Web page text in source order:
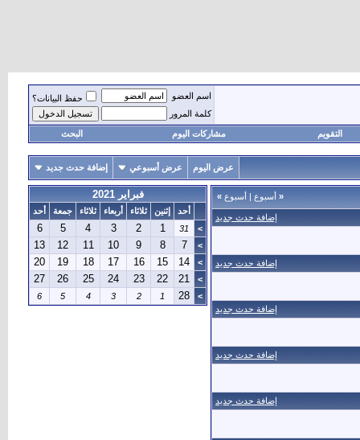
اسم العضو
حفظ البيانات؟
كلمة المرور
التقويم مشاركات اليوم البحث
عرض اليوم عرض أسبوعي إضافة حدث جديد
« أسبوع | أسبوع »
إضافة حدث جديد
إضافة حدث جديد
إضافة حدث جديد
إضافة حدث جديد
إضافة حدث جديد
فبراير 2021
أحد إثنين ثلاثاء أربعاء ثلاثاء جمعة
أحد
>
31
1
2
3
4
5
6
>
7
8
9
10
11
12
13
>
14
15
16
17
18
19
20
>
21
22
23
24
25
26
27
>
28
1
2
3
4
5
6